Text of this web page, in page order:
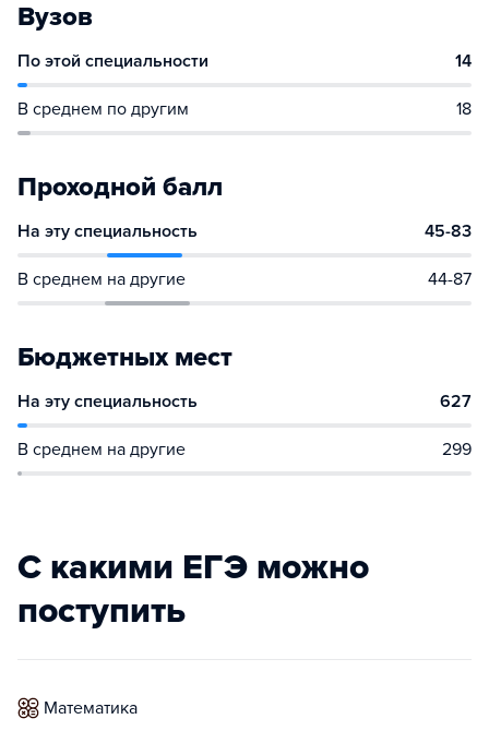
Вузов
По этой специальности 14
В среднем по другим 18
Проходной балл
На эту специальность 45-83
В среднем на другие 44-87
Бюджетных мест
На эту специальность 627
В среднем на другие 299
С какими ЕГЭ можно
поступить
математика